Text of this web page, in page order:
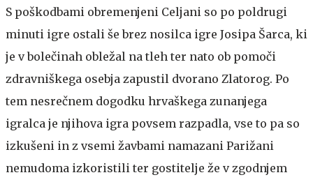
S poškodbami obremenjeni Celjani so po poldrugi
minuti igre ostali še brez nosilca igre Josipa Šarca, ki
je v bolečinah obležal na tleh ter nato ob pomoči
zdravniškega osebja zapustil dvorano Zlatorog. Po
tem nesrečnem dogodku hrvaškega zunanjega
igralca je njihova igra povsem razpadla, vse to pa so
izkušeni in z vsemi žavbami namazani Parižani
nemudoma izkoristili ter gostitelje že v zgodnjem